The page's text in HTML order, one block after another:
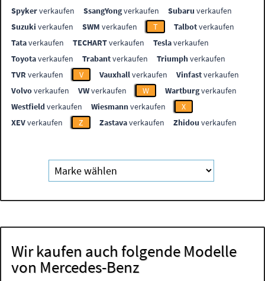
Spykerverkaufen SsangYongverkaufen Subaru verkaufen
Suzuki verkaufen SWM verkaufen T Talbotverkaufen
Tataverkaufen TECHARTverkaufen Teslaverkaufen
Toyotaverkaufen Trabantverkaufen Triumphverkaufen
TVR verkaufen V Vauxhallverkaufen Vinfastverkaufen
Volvoverkaufen VWverkaufen W Wartburgverkaufen
Westfieldverkaufen Wiesmannverkaufen
X
XEVverkaufen Z Zastavaverkaufen Zhidou verkaufen
Wir kaufen auch folgende Modelle
von Mercedes-Benz